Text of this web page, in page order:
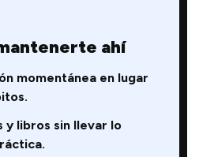
ahí
momentánea en lugar
y libros sin llevar lo